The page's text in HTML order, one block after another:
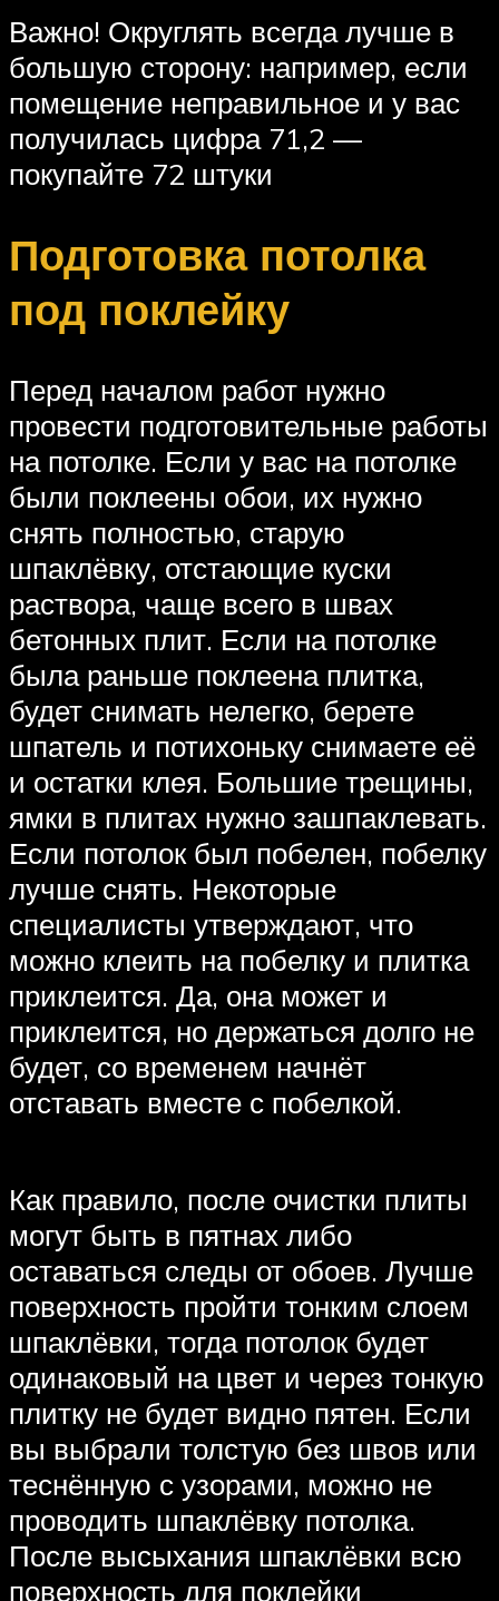
Важно! Округлять всегда лучше в
большую сторону: например, если
помещение неправильное и у вас
получилась цифра 71,2 —
покупайте 72 штуки
Подготовка потолка
под поклейку
Перед началом работ нужно
провести подготовительные работы
на потолке. Если у вас на потолке
были поклеены обои, их нужно
снять полностью, старую
шпаклёвку, отстающие куски
раствора, чаще всего в швах
бетонных плит. Если на потолке
была раньше поклеена плитка,
будет снимать нелегко, берете
шпатель и потихоньку снимаете её
и остатки клея. Большие трещины,
ямки в плитах нужно зашпаклевать.
Если потолок был побелен, побелку
лучше снять. Некоторые
специалисты утверждают, что
можно клеить на побелку и плитка
приклеится. Да, она может и
приклеится, но держаться долго не
будет, со временем начнёт
отставать вместе с побелкой.
Как правило, после очистки плиты
могут быть в пятнах либо
оставаться следы от обоев. Лучше
поверхность пройти тонким слоем
шпаклёвки, тогда потолок будет
одинаковый на цвет и через тонкую
плитку не будет видно пятен. Если
вы выбрали толстую без швов или
теснённую с узорами, можно не
проводить шпаклёвку потолка.
После высыхания шпаклёвки всю
поверхность для поклейки